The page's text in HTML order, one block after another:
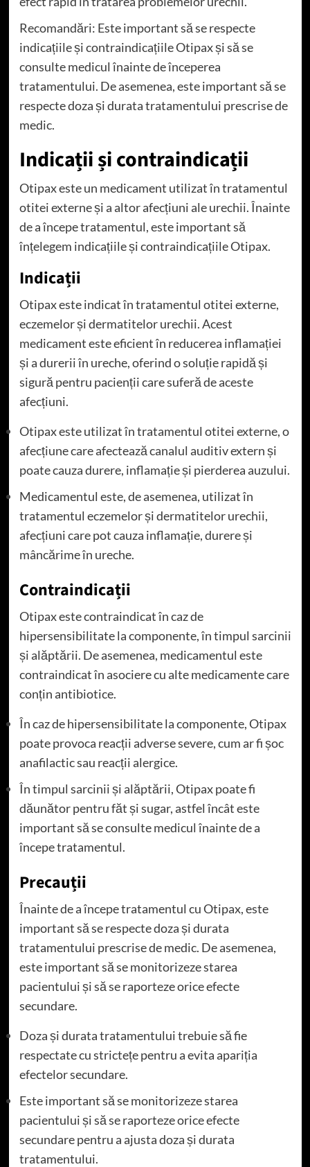
Recomandări: Este important să se respecte
indicațiile și contraindicațiile Otipax și să se
consulte medicul înainte de începerea
tratamentului. De asemenea, este important să se
respecte doza și durata tratamentului prescrise de
medic.
Indicații și contraindicații
Otipax este un medicament utilizat în tratamentul
otitei externe și a altor afecțiuni ale urechii. Înainte
de a începe tratamentul, este important să
înțelegem indicațiile și contraindicațiile Otipax.
Indicații
Otipax este indicat în tratamentul otitei externe,
eczemelor și dermatitelor urechii. Acest
medicament este eficient în reducerea inflamației
și a durerii în ureche, oferind o soluție rapidă și
sigură pentru pacienții care suferă de aceste
afecțiuni.
Otipax este utilizat în tratamentul otitei externe, o
afecțiune care afectează canalul auditiv extern și
poate cauza durere, inflamație și pierderea auzului.
Medicamentul este, de asemenea, utilizat în
tratamentul eczemelor și dermatitelor urechii,
afecțiuni care pot cauza inflamație, durere și
mâncărime în ureche.
Contraindicații
Otipax este contraindicat în caz de
hipersensibilitate la componente, în timpul sarcinii
și alăptării. De asemenea, medicamentul este
contraindicat în asociere cu alte medicamente care
conțin antibiotice.
În caz de hipersensibilitate la componente, Otipax
poate provoca reacții adverse severe, cum ar fi șoc
anafilactic sau reacții alergice.
În timpul sarcinii și alăptării, Otipax poate fi
dăunător pentru făt și sugar, astfel încât este
important să se consulte medicul înainte de a
începe tratamentul.
Precauții
Înainte de a începe tratamentul cu Otipax, este
important să se respecte doza și durata
tratamentului prescrise de medic. De asemenea,
este important să se monitorizeze starea
pacientului și să se raporteze orice efecte
secundare.
Doza și durata tratamentului trebuie să fie
respectate cu strictețe pentru a evita apariția
efectelor secundare.
Este important să se monitorizeze starea
pacientului și să se raporteze orice efecte
secundare pentru a ajusta doza și durata
tratamentului.